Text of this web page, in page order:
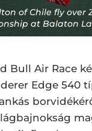
of Chile fly
at Balaton
Bull Air Race
Edge 540